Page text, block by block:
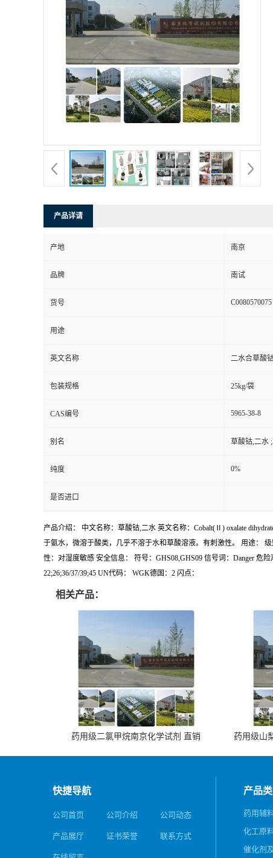
产品详请
产地 南京
品牌 南试
货号 C0080570075
用途
英文名称 二水合草酸
包装规格 25kg/袋
CAS编号 5965-38-8
别名 草酸钴,二水
纯度 0%
是否进口
产品介绍： 中文名称：草酸钴,二水 英文名称：Cobalt(Ⅱ) oxalate
于氨水，微溶于酸类，几乎不溶于水和草酸溶液。有刺激性。 用途：
性：对湿度敏感 安全信息： 符号：GHS08,GHS09 信号词：Danger 危险
22;26;36/37/39;45 UN代码： WGK德国：2 闪点：
相关产品：
药用级二氯甲烷南京化学试剂 直销 药用级山
快捷导航
公司首页 公司介绍 公司动态
产品展厅 证书荣誉 联系方式
产品类
药用辅
化工原
催化剂